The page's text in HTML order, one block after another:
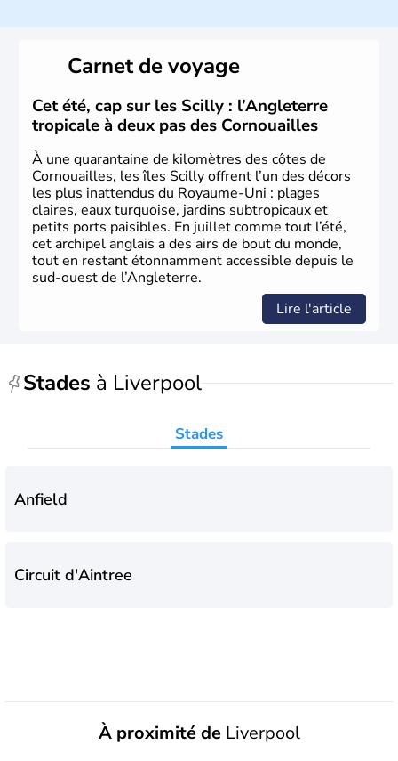
Histoire et administration
L'Angleterre est l’une des quatre nations constitutives du
Royaume-Uni. Elle est peuplée de plus de 50 millions
d’habitants, les Anglais, et constitue à elle seule, près de
84% de la population de l’ensemble. Le pays s’est créé au
Xème siècle et tient son nom desAngles
germanique installé sur ces terres. Première démocratie
parlementaire au monde, elle doit son développement à
l’essor industriel du XIXème siècle.
Carnet de voyage
Cet été, cap sur les Scilly : l’Angleterre
tropicale à deux pas des Cornouailles
À une quarantaine de kilomètres des côtes de
Cornouailles, les îles Scilly offrent l’un des décors
les plus inattendus du Royaume-Uni : plages
claires, eaux turquoise, jardins subtropicaux et
petits ports paisibles. En juillet comme tout l’été,
cet archipel anglais a des airs de bout du monde,
tout en restant étonnamment accessible depuis le
sud-ouest de l’Angleterre.
Lire l'article
Stades à Liverpool
Stades
Anfield
Circuit d'Aintree
À proximité deLiverpool